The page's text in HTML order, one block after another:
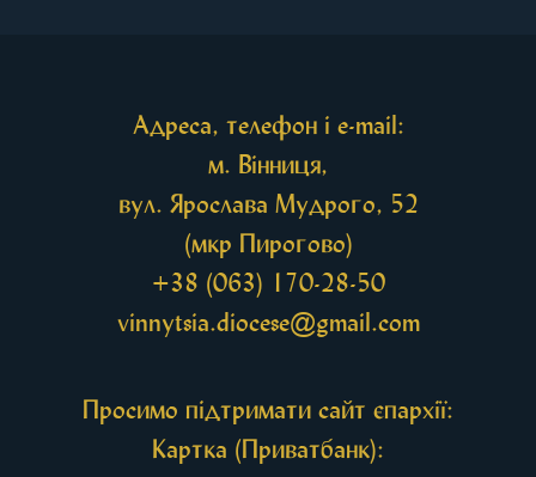
Адреса, телефон і e-mail:
м. Вінниця,
вул. Ярослава Мудрого, 52
(мкр Пирогово)
+38 (063) 170-28-50
vinnytsia.diocese@gmail.com
Просимо підтримати сайт єпархії:
Картка (Приватбанк):